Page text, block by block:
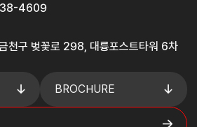
4609
천구 벚꽃로 298, 대륭포스트타워 6차
BROCHURE